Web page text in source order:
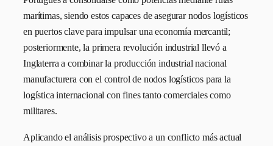
marítimas, siendo estos capaces de asegurar nodos logísticos
en puertos clave para impulsar una economía mercantil;
posteriormente, la primera revolución industrial llevó a
Inglaterra a combinar la producción industrial nacional
manufacturera con el control de nodos logísticos para la
logística internacional con fines tanto comerciales como
militares.
Aplicando el análisis prospectivo a un conflicto más actual